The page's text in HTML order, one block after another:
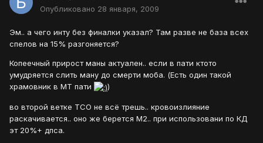
Опубликовано 28 января, 2009
Эм.. а чего инту без финалки указал? Там разве не база всех
спелов на 15% разгоняется?
Копеечный прирост маны актуален.. если в пати ктото
умудряется слить ману до смерти моба. (Есть один такой
храмовник в МТ пати
)
во второй ветке ТСО не всё трешь.. кровоизлияние
раскачивается.. оно же берется М2.. при использовани по КД
эт 20%+ дпса.